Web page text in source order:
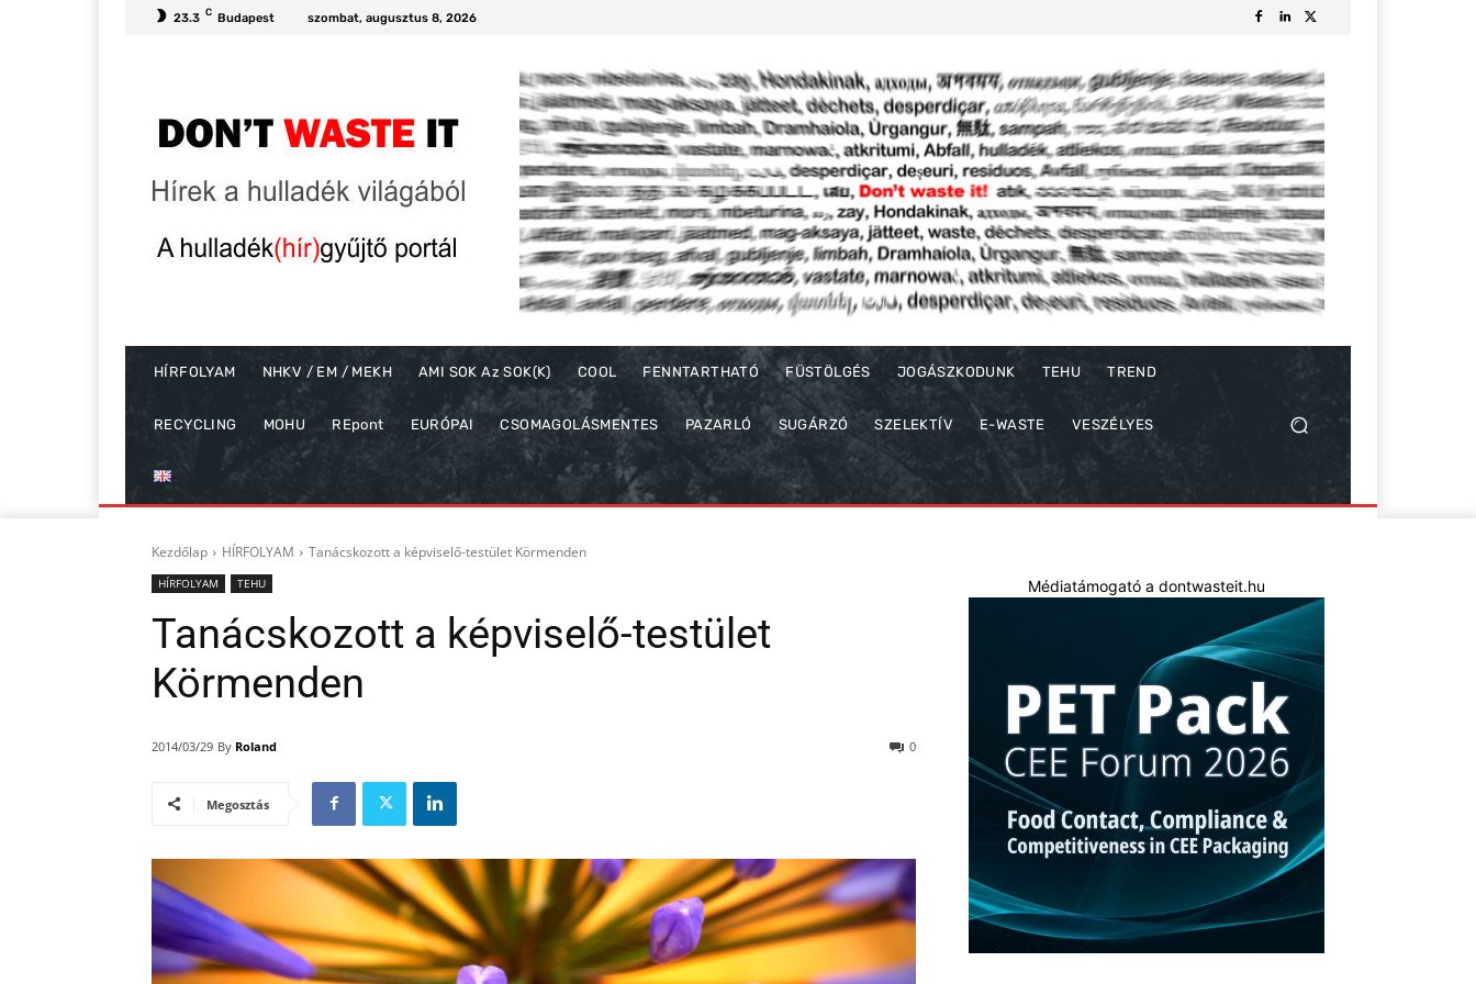
23.3 C Budapest szombat, augusztus 8, 2026
HÍRFOLYAM NHKV / EM / MEKH AMI SOK Az SOK(K) COOL FENNTARTHATÓ FÜSTÖLGÉS JOGÁSZKODUNK TEHU TREND
RECYCLING MOHU REpont EURÓPAI CSOMAGOLÁSMENTES PAZARLÓ SUGÁRZÓ SZELEKTÍV E-WASTE VESZÉLYES
Kezdőlap HÍRFOLYAM Tanácskozott a képviselő-testület Körmenden
HÍRFOLYAM TEHU
Tanácskozott a képviselő-testület
Körmenden
2014/03/29 By Roland 0
Megosztás
Médiatámogató a dontwasteit.hu